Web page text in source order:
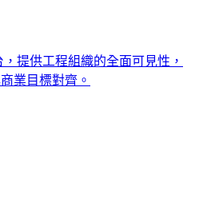
提供工程組織的全面可見性，
業目標對齊。